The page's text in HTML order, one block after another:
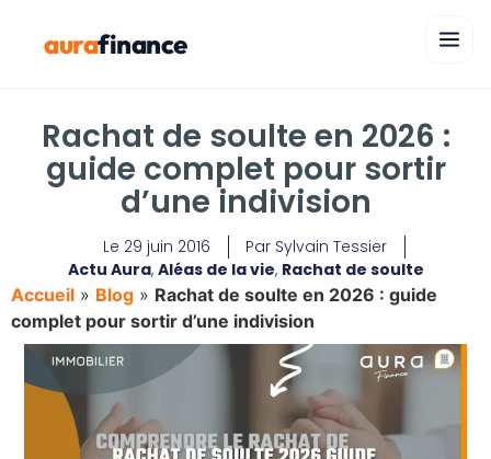
aurafinance
Rachat de soulte en 2026 :
guide complet pour sortir
d’une indivision
Le 29 juin 2016 Par Sylvain Tessier
Actu Aura, Aléas de la vie, Rachat de soulte
Accueil » Blog » Rachat de soulte en 2026 : guide
complet pour sortir d’une indivision